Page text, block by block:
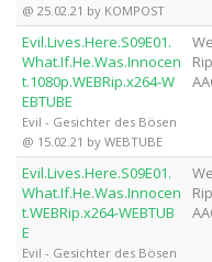
@ 25.02.21 by KOMPOST
Evil.Lives.Here.S09E01.
What.If.He.Was.Innocen
t.1080p.WEBRip.x264-W
EBTUBE
Evil - Gesichter des Bösen
@ 15.02.21 by WEBTUBE
Rip
Evil.Lives.Here.S09E01.
What.If.He.Was.Innocen
t.WEBRip.x264-WEBTUB
E
Evil - Gesichter des Bösen
Rip